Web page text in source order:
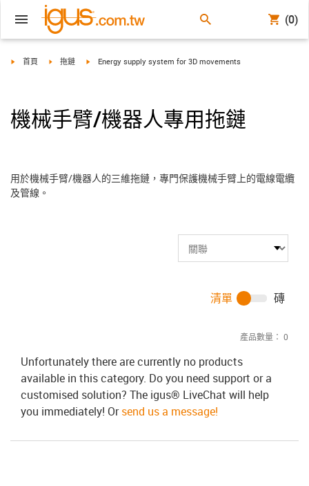
(0)
igus-icon-arrow-right
首頁 igus-icon-arrow-right
拖鏈 igus-icon-arrow-right
Energy supply system for 3D movements
機械手臂/機器人專用拖鏈
用於機械手臂/機器人的三維拖鏈，專門保護機械手臂上的電線電纜
及管線。
產品數量： 0
清單 磚
Unfortunately there are currently no products
available in this category. Do you need support or a
customised solution? The igus® LiveChat will help
you immediately! Orsend us a message!